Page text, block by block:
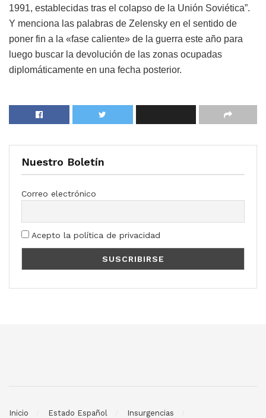
1991, establecidas tras el colapso de la Unión Soviética”.
Y menciona las palabras de Zelensky en el sentido de
poner fin a la «fase caliente» de la guerra este año para
luego buscar la devolución de las zonas ocupadas
diplomáticamente en una fecha posterior.
Nuestro Boletín
Correo electrónico
Acepto la política de privacidad
Inicio Estado Español Insurgencias